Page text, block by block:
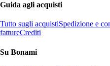
Guida agli acquisti
Tutto sugli acquistiSpedizione e
fattureCrediti
Su Bonami